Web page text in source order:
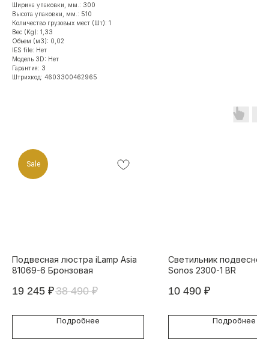
Ширина упаковки, мм.: 300
Высота упаковки, мм.: 510
Количество грузовых мест (Шт): 1
Вес (Kg): 1,33
Объем (м3): 0,02
IES file: Нет
Модель 3D: Нет
Гарантия: 3
Штрихкод: 4603300462965
Sale
Подвесная люстра iLamp Asia
81069-6 Бронзовая
19 245 ₽38 490 ₽
Подробнее
Светильник подвесной
Sonos 2300-1 BR
10 490 ₽
Подробнее